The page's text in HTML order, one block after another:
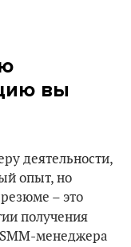
вы
деятельности,
опыт, но
– это
получения
менеджера